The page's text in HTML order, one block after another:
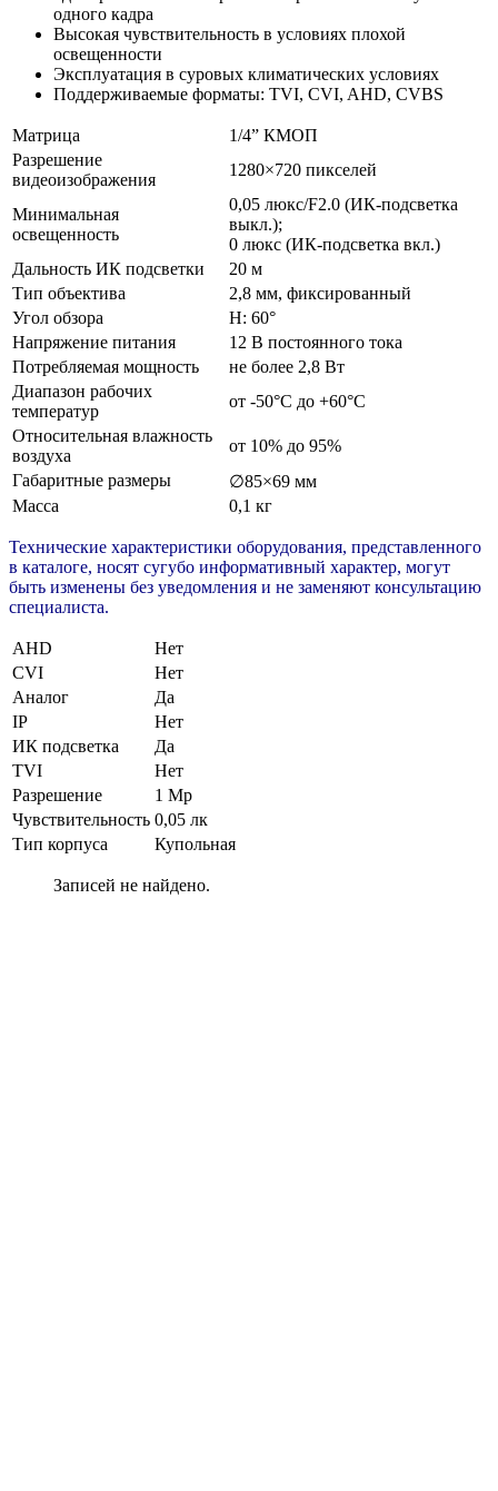
одного кадра
Высокая чувствительность в условиях плохой
освещенности
Эксплуатация в суровых климатических условиях
Поддерживаемые форматы: TVI, CVI, AHD, CVBS
Матрица
1/4” КМОП
Разрешение
видеоизображения
1280×720 пикселей
Минимальная
освещенность
0,05 люкс/F2.0 (ИК-подсветка
выкл.);
0 люкс (ИК-подсветка вкл.)
Дальность ИК подсветки
20 м
Тип объектива
2,8 мм, фиксированный
Угол обзора
H: 60°
Напряжение питания
12 В постоянного тока
Потребляемая мощность
не более 2,8 Вт
Диапазон рабочих
температур
от -50°C до +60°C
Относительная влажность
воздуха
от 10% до 95%
Габаритные размеры
∅85×69 мм
Масса
0,1 кг
Технические характеристики оборудования, представленного
в каталоге, носят сугубо информативный характер, могут
быть изменены без уведомления и не заменяют консультацию
специалиста.
AHD
Нет
CVI
Нет
Аналог
Да
IP
Нет
ИК подсветка
Да
TVI
Нет
Разрешение
1 Мр
Чувствительность 0,05 лк
Тип корпуса
Купольная
Записей не найдено.